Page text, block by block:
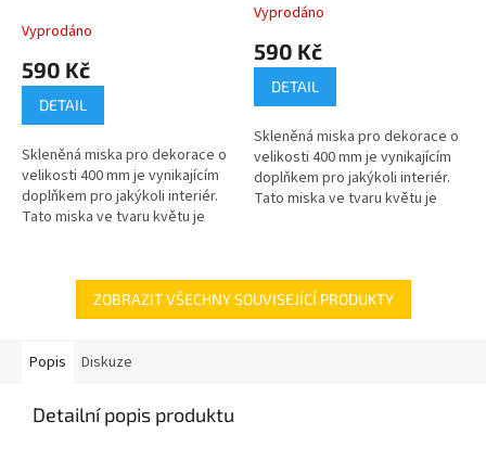
Vyprodáno
590 Kč
DETAIL
Skleněná miska pro dekorace o
velikosti 400 mm je vynikajícím
doplňkem pro jakýkoli interiér.
Tato miska ve tvaru květu je
Průměrné
produktu
5
hvězdiček.
Vyprodáno
590 Kč
DETAIL
Skleněná miska pro dekorace o
velikosti 400 mm je vynikajícím
doplňkem pro jakýkoli interiér.
Tato miska ve tvaru květu je
ZOBRAZIT VŠECHNY SOUVISEJÍCÍ PRODUKTY
Popis Diskuze
Detailní popis produktu